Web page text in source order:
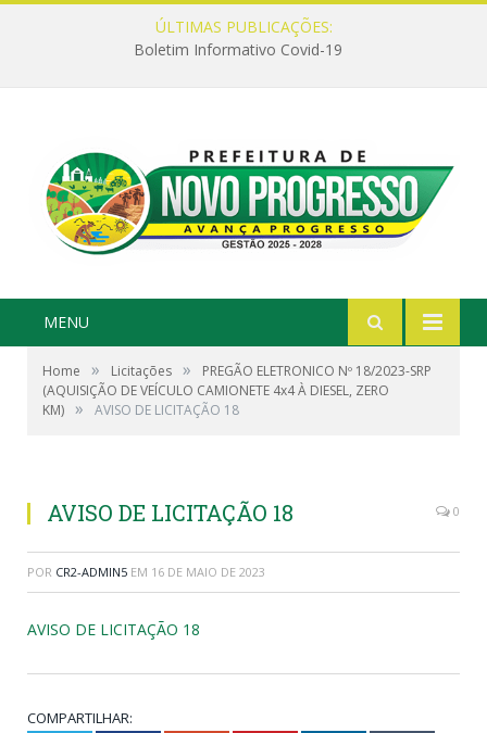
ÚLTIMAS PUBLICAÇÕES:
Boletim Informativo Covid-19
MENU
Home » Licitações »
PREGÃO ELETRONICO Nº 18/2023-SRP
(AQUISIÇÃO DE VEÍCULO CAMIONETE 4x4 À DIESEL, ZERO
KM) » AVISO DE LICITAÇÃO 18
AVISO DE LICITAÇÃO 18 0
POR CR2-ADMIN5 EM 16 DE MAIO DE 2023
AVISO DE LICITAÇÃO 18
COMPARTILHAR: